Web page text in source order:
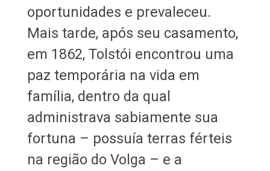
oportunidades e prevaleceu.
Mais tarde, após seu casamento,
em 1862, Tolstói encontrou uma
paz temporária na vida em
família, dentro da qual
administrava sabiamente sua
fortuna – possuía terras férteis
na região do Volga – e a